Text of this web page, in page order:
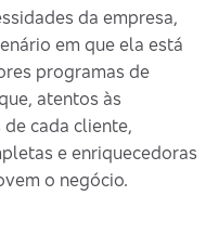
da empresa,
em que ela está
programas de
atentos às
cada cliente,
e enriquecedoras
o negócio.